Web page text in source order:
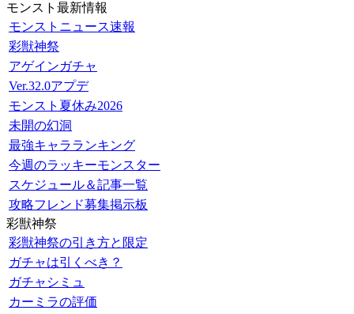
モンスト最新情報
モンストニュース速報
彩獣神祭
アゲインガチャ
Ver.32.0アプデ
モンスト夏休み2026
未開の幻洞
最強キャラランキング
今週のラッキーモンスター
スケジュール＆記事一覧
攻略フレンド募集掲示板
彩獣神祭
彩獣神祭の引き方と限定
ガチャは引くべき？
ガチャシミュ
カーミラの評価